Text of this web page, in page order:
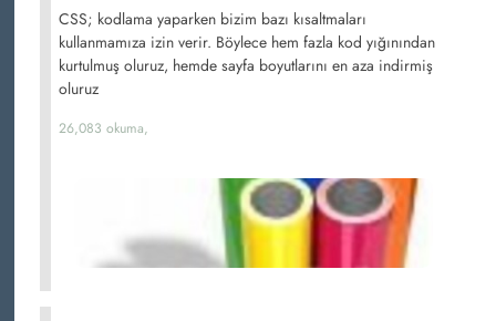
CSS; kodlama yaparken bizim bazı kısaltmaları
kullanmamıza izin verir. Böylece hem fazla kod yığınından
kurtulmuş oluruz, hemde sayfa boyutlarını en aza indirmiş
oluruz
26,083 okuma,